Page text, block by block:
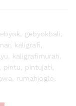
gebyokbali
, kaligrafi
kaligrafimurah
pintu pintujati
rumahjoglo